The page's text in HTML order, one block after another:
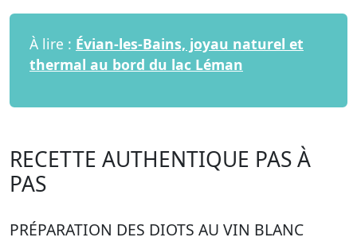
À lire : Évian-les-Bains, joyau naturel et
thermal au bord du lac Léman
RECETTE AUTHENTIQUE PAS À
PAS
PRÉPARATION DES DIOTS AU VIN BLANC